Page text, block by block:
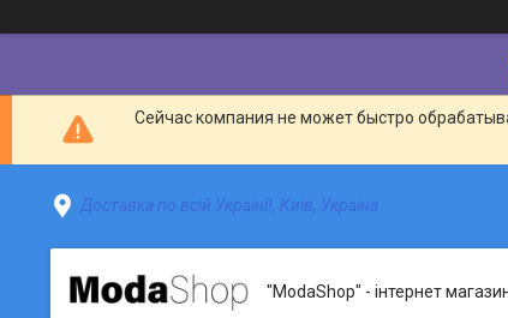
Сейчас компания не может быстро
Доставка по всій Україні!, Київ, Україна
"ModaShop" - інтернет